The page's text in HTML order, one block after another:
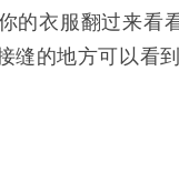
的衣服翻过来看
缝的地方可以看